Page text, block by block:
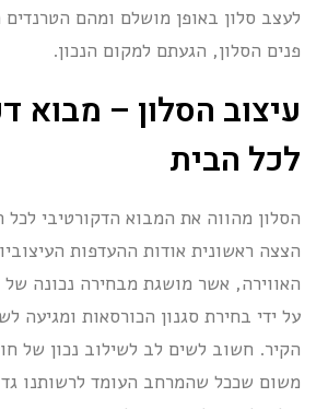
לעצב סלון באופן מושלם ומהם הטרנדים
פנים הסלון, הגעתם למקום הנכון.
עיצוב הסלון – מבוא
לכל הבית
הסלון מהווה את המבוא הדקורטיבי
הצצה ראשונית אודות ההעדפות
האווירה, אשר מושגת מבחירה נכונה
על ידי בחירת סגנון הכורסאות ומגיעה
הקיר. חשוב לשים לב לשילוב נכון של
משום שככל שהמרחב העומד לרשותנו